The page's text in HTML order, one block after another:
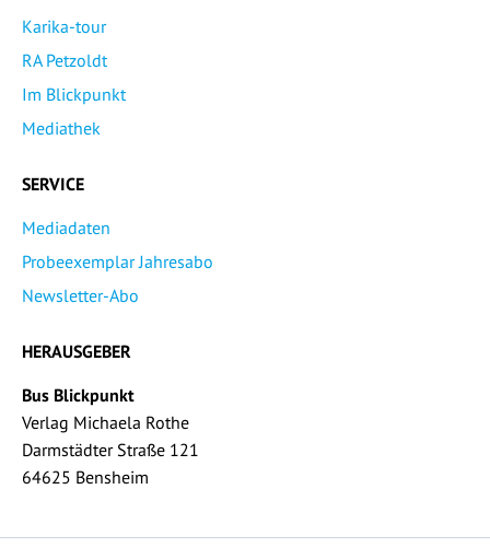
Karika-tour
RA Petzoldt
Im Blickpunkt
Mediathek
SERVICE
Mediadaten
Probeexemplar Jahresabo
Newsletter-Abo
HERAUSGEBER
Bus Blickpunkt
Verlag Michaela Rothe
Darmstädter Straße 121
64625 Bensheim